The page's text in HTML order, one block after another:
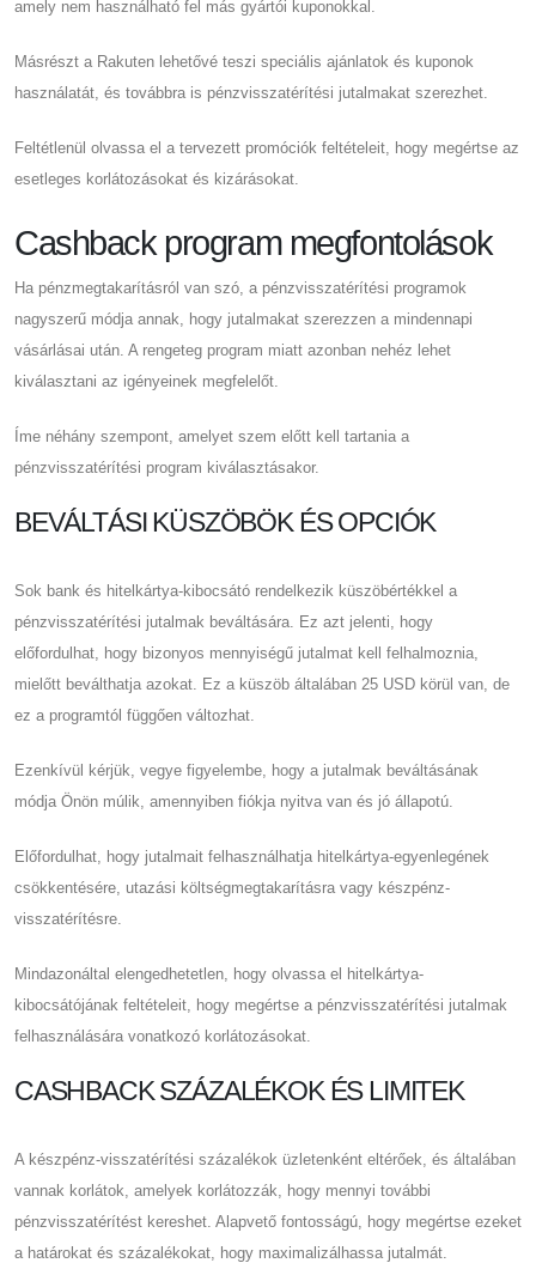
amely nem használható fel más gyártói kuponokkal.
Másrészt a Rakuten lehetővé teszi speciális ajánlatok és kuponok
használatát, és továbbra is pénzvisszatérítési jutalmakat szerezhet.
Feltétlenül olvassa el a tervezett promóciók feltételeit, hogy megértse az
esetleges korlátozásokat és kizárásokat.
Cashback program megfontolások
Ha pénzmegtakarításról van szó, a pénzvisszatérítési programok
nagyszerű módja annak, hogy jutalmakat szerezzen a mindennapi
vásárlásai után. A rengeteg program miatt azonban nehéz lehet
kiválasztani az igényeinek megfelelőt.
Íme néhány szempont, amelyet szem előtt kell tartania a
pénzvisszatérítési program kiválasztásakor.
BEVÁLTÁSI KÜSZÖBÖK ÉS OPCIÓK
Sok bank és hitelkártya-kibocsátó rendelkezik küszöbértékkel a
pénzvisszatérítési jutalmak beváltására. Ez azt jelenti, hogy
előfordulhat, hogy bizonyos mennyiségű jutalmat kell felhalmoznia,
mielőtt beválthatja azokat. Ez a küszöb általában 25 USD körül van, de
ez a programtól függően változhat.
Ezenkívül kérjük, vegye figyelembe, hogy a jutalmak beváltásának
módja Önön múlik, amennyiben fiókja nyitva van és jó állapotú.
Előfordulhat, hogy jutalmait felhasználhatja hitelkártya-egyenlegének
csökkentésére, utazási költségmegtakarításra vagy készpénz-
visszatérítésre.
Mindazonáltal elengedhetetlen, hogy olvassa el hitelkártya-
kibocsátójának feltételeit, hogy megértse a pénzvisszatérítési jutalmak
felhasználására vonatkozó korlátozásokat.
CASHBACK SZÁZALÉKOK ÉS LIMITEK
A készpénz-visszatérítési százalékok üzletenként eltérőek, és általában
vannak korlátok, amelyek korlátozzák, hogy mennyi további
pénzvisszatérítést kereshet. Alapvető fontosságú, hogy megértse ezeket
a határokat és százalékokat, hogy maximalizálhassa jutalmát.